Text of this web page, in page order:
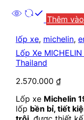
Thêm
lốp xe, michelin,
Lốp Xe
Thailand
2.570.000 ₫
Lốp xe Michelin
lốp bền bỉ, tiết